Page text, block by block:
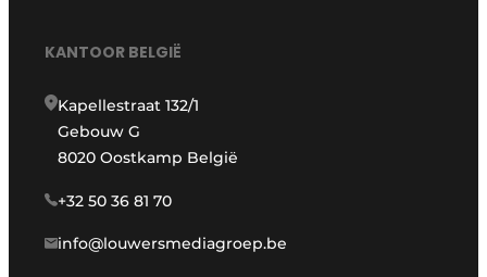
KANTOOR BELGIË
Kapellestraat 132/1
Gebouw G
8020 Oostkamp België
+32 50 36 81 70
info@louwersmediagroep.be